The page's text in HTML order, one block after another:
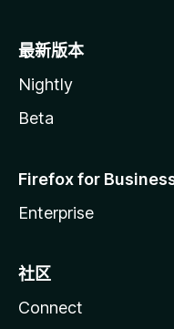
最新版本
Nightly
Beta
Firefox for
Enterprise
社区
Connect